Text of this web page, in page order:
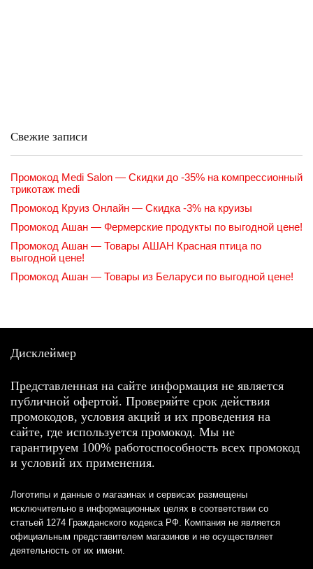
Свежие записи
Промокод Medi Salon — Скидки до -35% на компрессионный
трикотаж medi
Промокод Круиз Онлайн — Скидка -3% на круизы
Промокод Ашан — Фермерские продукты по выгодной цене!
Промокод Ашан — Товары АШАН Красная птица по
выгодной цене!
Промокод Ашан — Товары из Беларуси по выгодной цене!
Дисклеймер
Представленная на сайте информация не является
публичной офертой. Проверяйте срок действия
промокодов, условия акций и их проведения на
сайте, где используется промокод. Мы не
гарантируем 100% работоспособность всех промокод
и условий их применения.
Логотипы и данные о магазинах и сервисах размещены
исключительно в информационных целях в соответствии со
статьей 1274 Гражданского кодекса РФ. Компания не является
официальным представителем магазинов и не осуществляет
деятельность от их имени.